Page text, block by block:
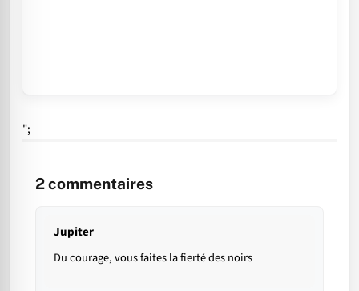
";
2commentaires
Jupiter
Du courage, vous faites la fierté des noirs